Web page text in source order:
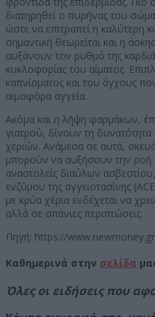
διατηρηθεί ο πυρήνας του
ώστε να επιτραπεί η καλύτερη
σημαντική θεωρείται και η
αυξάνουν τον ρυθμό της
κυκλοφορίας του αίματος.
καπνίσματος και του άγχους
αιμοφόρα αγγεία.
Ακόμα και η λήψη φαρμάκων,
γιατρού, δίνουν τη
χεριών. Ανάμεσα σε αυτά,
μπορούν να αυξήσουν την ροή
αναστολείς διαύλων
ενζύμου της αγγειοτασίνης
με κρύα χέρια ενδέχεται να
αλλά σε σπάνιες περιπτώσεις.
Πηγή: https://www.newmoney.gr
Καθημερινά στην σελίδα
Όλες οι ειδήσεις που